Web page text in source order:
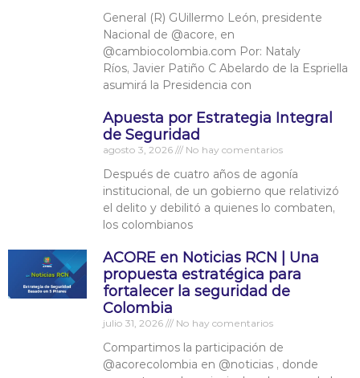
General (R) GUillermo León, presidente
Nacional de @acore, en
@cambiocolombia.com Por: Nataly
Ríos, Javier Patiño C Abelardo de la Espriella
asumirá la Presidencia con
Apuesta por Estrategia Integral
de Seguridad
agosto 3, 2026 No hay comentarios
Después de cuatro años de agonía
institucional, de un gobierno que relativizó
el delito y debilitó a quienes lo combaten,
los colombianos
ACORE en Noticias RCN | Una
propuesta estratégica para
fortalecer la seguridad de
Colombia
julio 31, 2026 No hay comentarios
Compartimos la participación de
‪@acorecolombia‬ en ‪@noticias‬ , donde